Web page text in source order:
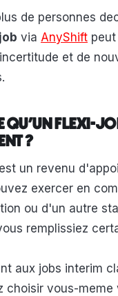
de personnes
via AnyShift
et de
QU'UN FLEXI-
?
un revenu
exercer en
ou d'un autre
remplissiez
aux jobs interim
choisir vous-meme